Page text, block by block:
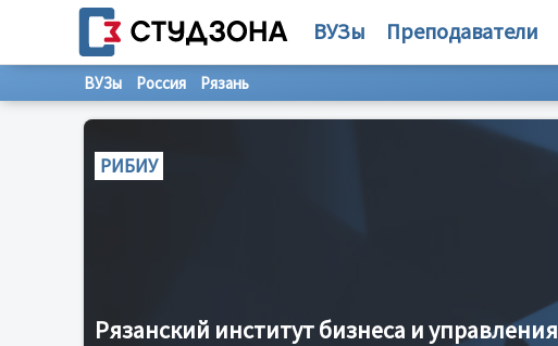
ВУЗы Преподаватели
ВУЗы Россия Рязань
РИБИУ
Рязанский институт бизнеса и управления